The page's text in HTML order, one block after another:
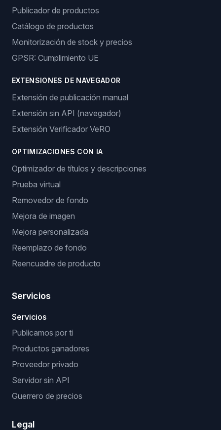
Publicador de productos
Catálogo de productos
Monitorización de stock y precios
GPSR: Cumplimiento UE
EXTENSIONES DE NAVEGADOR
Extensión de publicación manual
Extensión sin API (navegador)
Extensión Verificador VeRO
OPTIMIZACIONES CON IA
Optimizador de títulos y descripciones
Prueba virtual
Removedor de fondo
Mejora de imagen
Mejora personalizada
Reemplazo de fondo
Reencuadre de producto
Servicios
Servicios
Publicamos por ti
Productos ganadores
Proveedor privado
Servidor sin API
Guerrero de precios
Legal